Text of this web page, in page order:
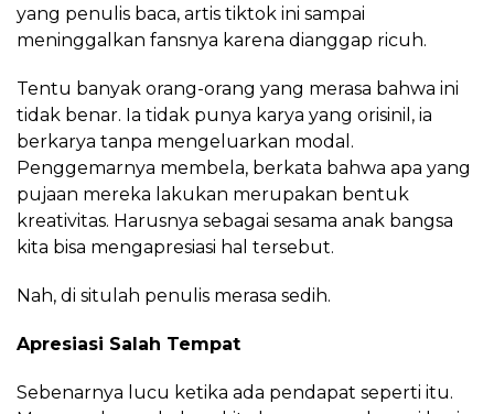
yang penulis baca, artis tiktok ini sampai
meninggalkan fansnya karena dianggap ricuh.
Tentu banyak orang-orang yang merasa bahwa ini
tidak benar. Ia tidak punya karya yang orisinil, ia
berkarya tanpa mengeluarkan modal.
Penggemarnya membela, berkata bahwa apa yang
pujaan mereka lakukan merupakan bentuk
kreativitas. Harusnya sebagai sesama anak bangsa
kita bisa mengapresiasi hal tersebut.
Nah, di situlah penulis merasa sedih.
Apresiasi Salah Tempat
Sebenarnya lucu ketika ada pendapat seperti itu.